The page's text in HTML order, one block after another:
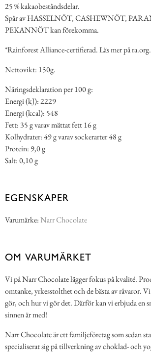
25 % kakaobeståndsdelar.
Spår av HASSELNÖT, CASHEWNÖT,
PEKANNÖT kan förekomma.
*Rainforest Alliance-certifierad. Läs mer på ra.org.
Nettovikt: 150g.
Näringsdeklaration per 100 g:
Energi (kJ): 2229
Energi (kcal): 548
Fett: 35 g varav mättat fett 16 g
Kolhydrater: 49 g varav sockerarter 48 g
Protein: 9,0 g
Salt: 0,10 g
EGENSKAPER
Varumärke:Narr Chocolate
OM VARUMÄRKET
Vi på Narr Chocolate lägger fokus på kvalité.
omtanke, yrkesstolthet och de bästa av råvaror.
gör, och hur vi gör det. Därför kan vi erbjuda en
sinnen är med!
Narr Chocolate är ett familjeföretag som sedan
specialiserat sig på tillverkning av choklad- och